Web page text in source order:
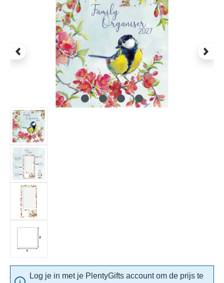
Log je in met je PlentyGifts account om de prijs te